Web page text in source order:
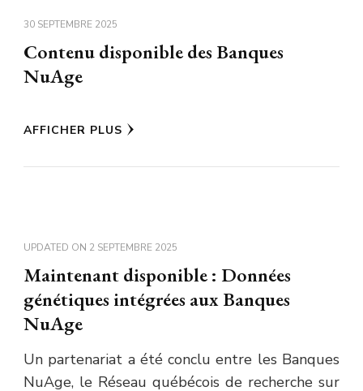
30 SEPTEMBRE 2025
Contenu disponible des Banques
NuAge
AFFICHER PLUS
UPDATED ON 2 SEPTEMBRE 2025
Maintenant disponible : Données
génétiques intégrées aux Banques
NuAge
Un partenariat a été conclu entre les Banques
NuAge, le Réseau québécois de recherche sur